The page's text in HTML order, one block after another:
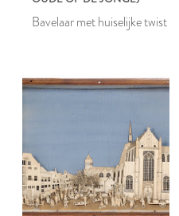
Bavelaar met huiselijke twist